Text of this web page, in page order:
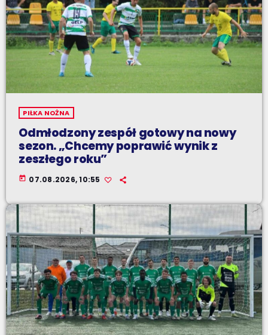
PIŁKA NOŻNA
Odmłodzony zespół gotowy na nowy
sezon. „Chcemy poprawić wynik z
zeszłego roku”
today 07.08.2026, 10:55